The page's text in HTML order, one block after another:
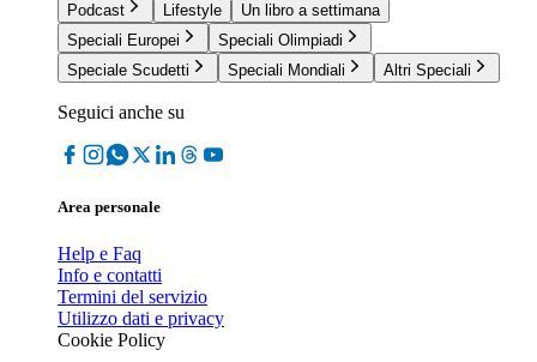
Podcast
Lifestyle
Un libro a settimana
Speciali Europei
Speciali Olimpiadi
Speciale Scudetti
Speciali Mondiali Altri Speciali
Seguici anche su
Area personale
Help e Faq
Info e contatti
Termini del servizio
Utilizzo dati e privacy
Cookie Policy